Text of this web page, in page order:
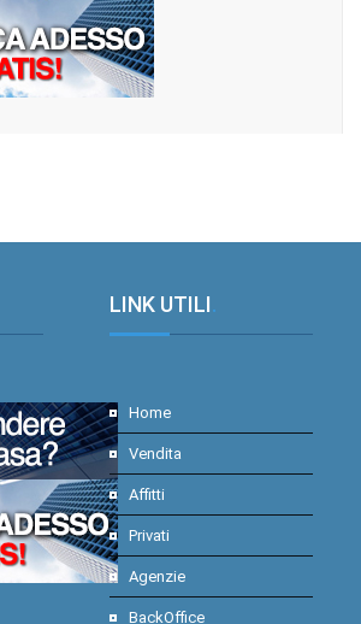
LINK UTILI.
Home
Vendita
Affitti
Privati
Agenzie
BackOffice